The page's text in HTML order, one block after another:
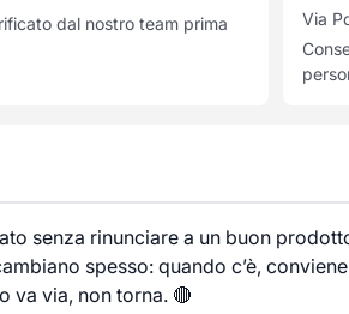
dal nostro team prima
Via
senza rinunciare a un buon
spesso: quando c’è,
va via, non torna. 🔴